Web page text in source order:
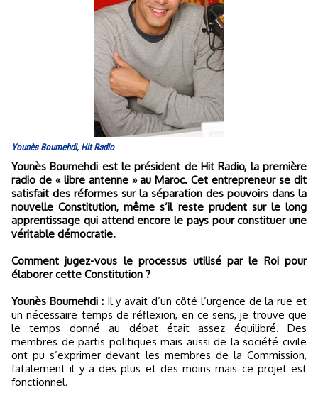
Younès Boumehdi, Hit Radio
Younès Boumehdi est le président de Hit Radio, la première
radio de « libre antenne » au Maroc. Cet entrepreneur se dit
satisfait des réformes sur la séparation des pouvoirs dans la
nouvelle Constitution, même s’il reste prudent sur le long
apprentissage qui attend encore le pays pour constituer une
véritable démocratie.
Comment jugez-vous le processus utilisé par le Roi pour
élaborer cette Constitution ?
Younès Boumehdi :Il y avait d’un côté l’urgence de la rue et
un nécessaire temps de réflexion, en ce sens, je trouve que
le temps donné au débat était assez équilibré. Des
membres de partis politiques mais aussi de la société civile
ont pu s’exprimer devant les membres de la Commission,
fatalement il y a des plus et des moins mais ce projet est
fonctionnel.